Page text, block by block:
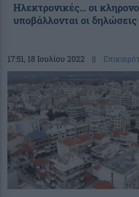
Ηλεκτρονικές… οι
υποβάλλονται οι
17:51, 18 Ιουλίου 2022 ||